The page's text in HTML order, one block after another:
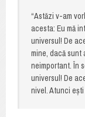
“Astăzi v-am
acesta: Eu mă
universul! De
mine, dacă
neimportant. În
universul! De
nivel. Atunci